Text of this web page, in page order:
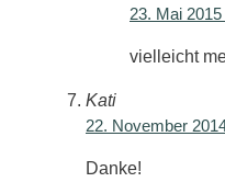
23. Mai
vielleicht
Kati
22. November
Danke!